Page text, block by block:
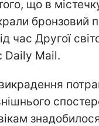
що в
бронзовий
час Другої
Daily Mail.